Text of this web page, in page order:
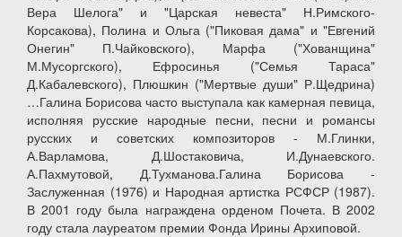
Вера Шелога" и "Царская невеста" Н.Римского-
Корсакова), Полина и Ольга ("Пиковая дама" и "Евгений
Онегин" П.Чайковского), Марфа ("Хованщина"
М.Мусоргского), Ефросинья ("Семья Тараса"
Д.Кабалевского), Плюшкин ("Мертвые души" Р.Щедрина)
…Галина Борисова часто выступала как камерная певица,
исполняя русские народные песни, песни и романсы
русских и советских композиторов - М.Глинки,
А.Варламова, Д.Шостаковича, И.Дунаевского.
А.Пахмутовой, Д.Тухманова.Галина Борисова -
Заслуженная (1976) и Народная артистка РСФСР (1987).
В 2001 году была награждена орденом Почета. В 2002
году стала лауреатом премии Фонда Ирины Архиповой.